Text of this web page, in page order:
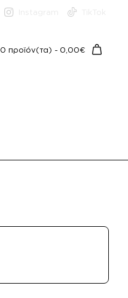
0 προϊόν(τα) - 0,00€